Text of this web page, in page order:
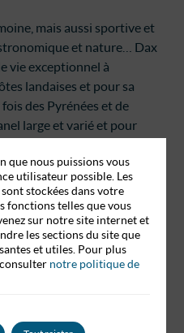
mais aussi sportive et
et nature… Dax
vie exceptionnel à
landaises et pour sa
des Pyrénées et de
large et varié et pour
la ville de Dax est
rapidement ! Elle est
et sa
du Sud-Ouest ! Elle
qui aiment partager
à ne pas manquer ! Pour
de Dax sur
que nous puissions vous
utilisateur possible. Les
stockées dans votre
fonctions telles que vous
sur notre site internet et
les sections du site que
et utiles. Pour plus
notre politique de